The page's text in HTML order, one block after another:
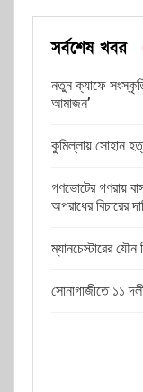
সর্বশেষ খবর
নতুন ক্যাফে
আমাজন’
কুমিল্লায় সোহান
গণভোটের গণরায়
অপরাধের বিচারের
ম্যানচেস্টারের যৌন
সোনাগাজীতে ১১